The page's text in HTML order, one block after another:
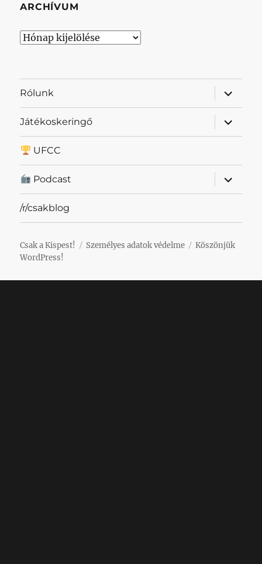
ARCHÍVUM
Archívum
Rólunk
almenü
Játékoskeringő
almenü
UFCC
Podcast
almenü
/r/csakblog
Csak a Kispest! Személyes adatok védelme
Köszönjük
WordPress!